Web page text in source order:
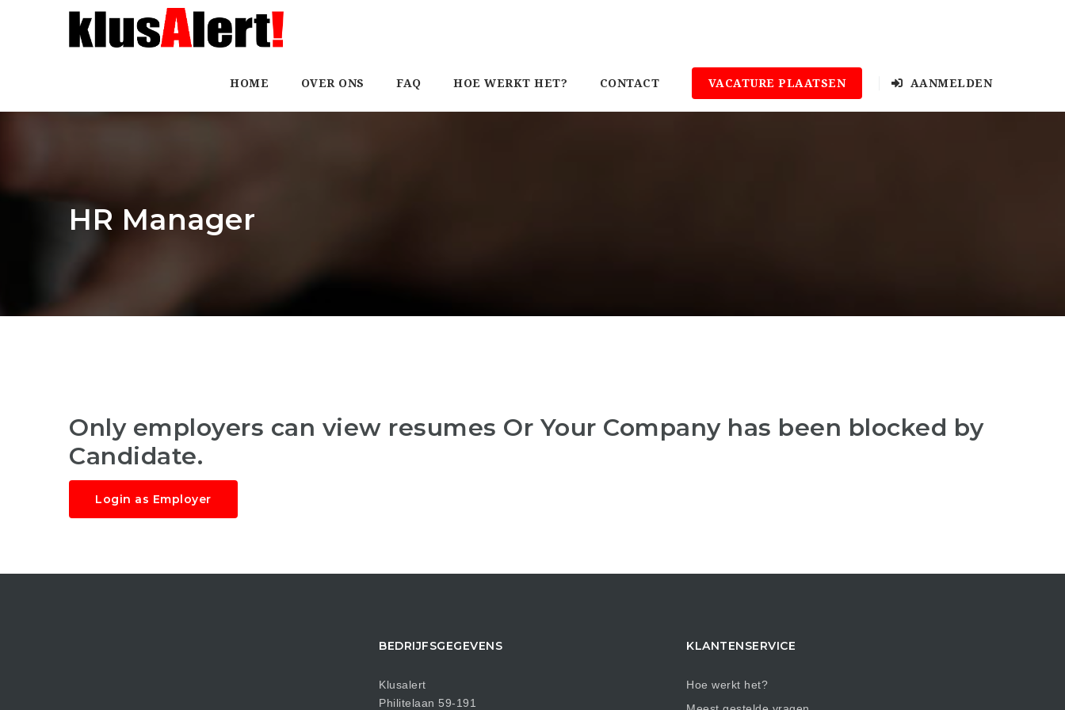
HOME OVER ONS FAQ HOE WERKT HET? CONTACT VACATURE PLAATSEN AANMELDEN
HR Manager
Only employers can view resumes Or Your Company has been blocked by
Candidate.
Login as Employer
BEDRIJFSGEGEVENS
Klusalert
Philitelaan 59-191
KLANTENSERVICE
Hoe werkt het?